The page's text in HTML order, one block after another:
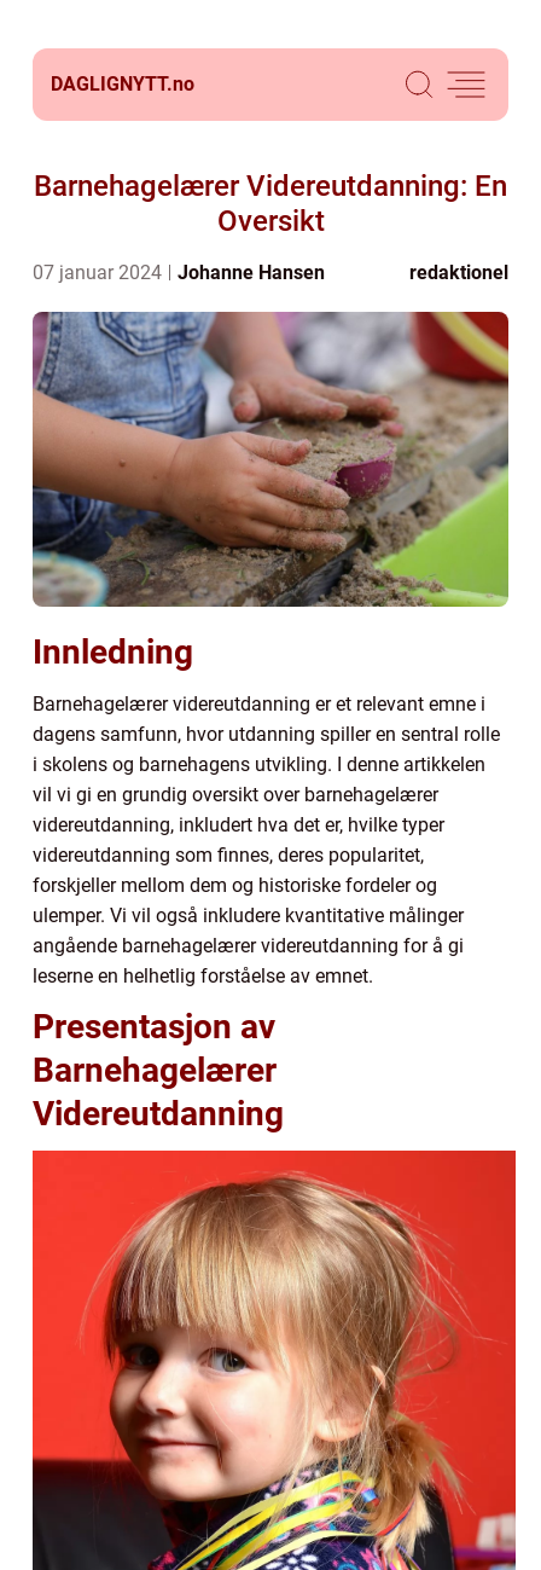
DAGLIGNYTT.no
Barnehagelærer Videreutdanning: En
Oversikt
07 januar 2024 Johanne Hansen redaktionel
Innledning
Barnehagelærer videreutdanning er et relevant emne i
dagens samfunn, hvor utdanning spiller en sentral rolle
i skolens og barnehagens utvikling. I denne artikkelen
vil vi gi en grundig oversikt over barnehagelærer
videreutdanning, inkludert hva det er, hvilke typer
videreutdanning som finnes, deres popularitet,
forskjeller mellom dem og historiske fordeler og
ulemper. Vi vil også inkludere kvantitative målinger
angående barnehagelærer videreutdanning for å gi
leserne en helhetlig forståelse av emnet.
Presentasjon av
Barnehagelærer
Videreutdanning